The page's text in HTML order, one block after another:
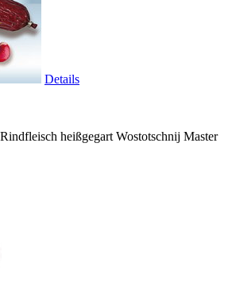
Details
heißgegart Wostotschnij Master